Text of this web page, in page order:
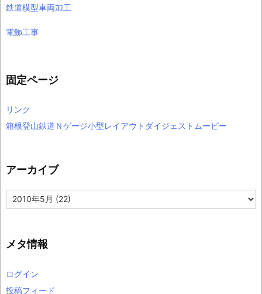
鉄道模型車両加工
電飾工事
固定ページ
リンク
箱根登山鉄道Ｎゲージ小型レイアウトダイジェストムービー
アーカイブ
ア
ー
ブ
メタ情報
ログイン
投稿フィード